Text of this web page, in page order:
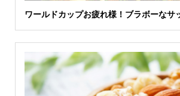
ワールドカップお疲れ様！ブラボーなサ